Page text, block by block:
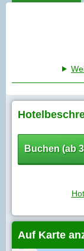
Buchen (ab
Auf Karte